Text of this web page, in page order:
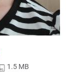
1.5 MB